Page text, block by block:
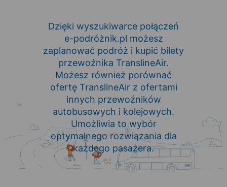
Dzięki wyszukiwarce połączeń
e-podróżnik.pl możesz
zaplanować podróż i kupić bilety
przewoźnika TranslineAir.
Możesz również porównać
ofertę TranslineAir z ofertami
innych przewoźników
autobusowych i kolejowych.
Umożliwia to wybór
optymalnego rozwiązania dla
każdego pasażera.